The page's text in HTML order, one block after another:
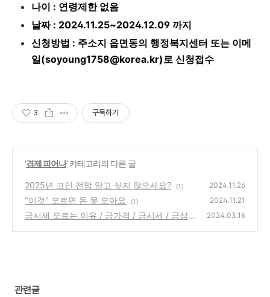
나이 : 연령제한 없음
날짜 : 2024.11.25~2024.12.09 까지
신청방법 : 주소지 읍면동의 행정복지센터 또는 이메
일(soyoung1758@korea.kr)로 신청접수
3 구독하기
'경제 피어나' 카테고리의 다른 글
2025년 코인 전망 알고 싶지 않으세요? (1) 2024.11.26
"이것" 모르면 돈 못 모아요 (1) 2024.11.21
금시세 오르는 이유 / 금가격 / 금시세 / 금상승
2024.03.16
관련글